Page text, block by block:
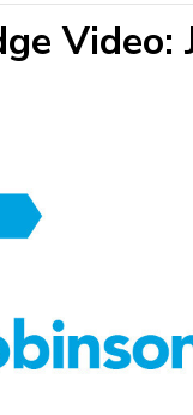
Video: